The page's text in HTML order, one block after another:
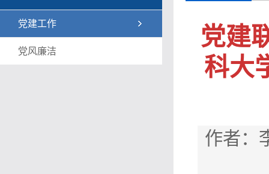
党建工作
党风廉洁
党建
科大
作者：